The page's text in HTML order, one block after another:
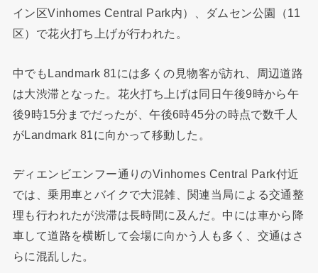
イン区Vinhomes Central Park内）、ダムセン公園（11
区）で花火打ち上げが行われた。
中でもLandmark 81には多くの見物客が訪れ、周辺道路
は大渋滞となった。花火打ち上げは同日午後9時から午
後9時15分までだったが、午後6時45分の時点で数千人
がLandmark 81に向かって移動した。
ディエンビエンフー通りのVinhomes Central Park付近
では、乗用車とバイクで大混雑、関連当局による交通整
理も行われたが渋滞は長時間に及んだ。中には車から降
車して道路を横断して会場に向かう人も多く、交通はさ
らに混乱した。